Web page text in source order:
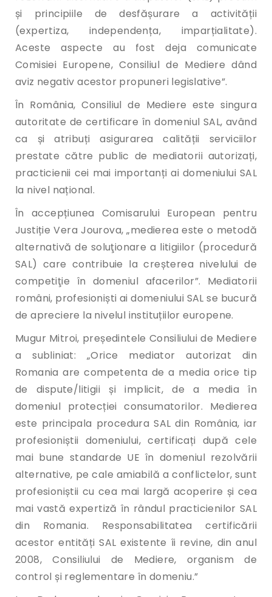
și principiile de desfășurare a activității
(expertiza, independența, imparțialitate).
Aceste aspecte au fost deja comunicate
Comisiei Europene, Consiliul de Mediere dând
aviz negativ acestor propuneri legislative”.
În România, Consiliul de Mediere este singura
autoritate de certificare în domeniul SAL, având
ca și atribuți asigurarea calității serviciilor
prestate către public de mediatorii autorizați,
practicienii cei mai importanți ai domeniului SAL
la nivel național.
În accepțiunea Comisarului European pentru
Justiție Vera Jourova, „medierea este o metodă
alternativă de soluţionare a litigiilor (procedură
SAL) care contribuie la creșterea nivelului de
competiţie în domeniul afacerilor”. Mediatorii
români, profesioniști ai domeniului SAL se bucură
de apreciere la nivelul instituțiilor europene.
Mugur Mitroi, președintele Consiliului de Mediere
a subliniat: „Orice mediator autorizat din
Romania are competenta de a media orice tip
de dispute/litigii și implicit, de a media în
domeniul protecției consumatorilor. Medierea
este principala procedura SAL din România, iar
profesioniștii domeniului, certificați după cele
mai bune standarde UE în domeniul rezolvării
alternative, pe cale amiabilă a conflictelor, sunt
profesioniștii cu cea mai largă acoperire și cea
mai vastă expertiză în rândul practicienilor SAL
din Romania. Responsabilitatea certificării
acestor entități SAL existente îi revine, din anul
2008, Consiliului de Mediere, organism de
control și reglementare în domeniu.”